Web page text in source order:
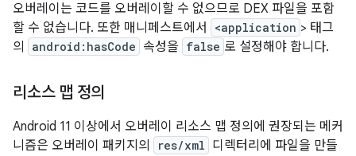
오버레이는 코드를 오버레이할 수 없으므로 DEX 파일을 포함
할 수 없습니다. 또한 매니페스트에서
<application > 태그
의
android:hasCode 속성을 false 로 설정해야 합니다.
리소스 맵 정의
Android 11 이상에서 오버레이 리소스 맵 정의에 권장되는 메커
니즘은 오버레이 패키지의
res/xml 디렉터리에 파일을 만들